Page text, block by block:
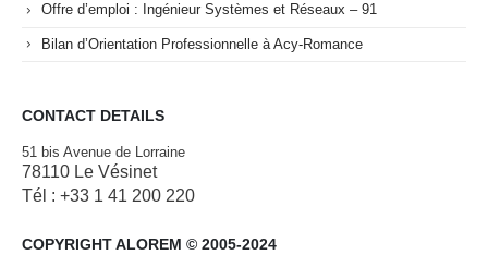
Offre d’emploi : Ingénieur Systèmes et Réseaux – 91
Bilan d’Orientation Professionnelle à Acy-Romance
CONTACT DETAILS
51 bis Avenue de Lorraine
78110 Le Vésinet
Tél : +33 1 41 200 220
COPYRIGHT ALOREM © 2005-2024